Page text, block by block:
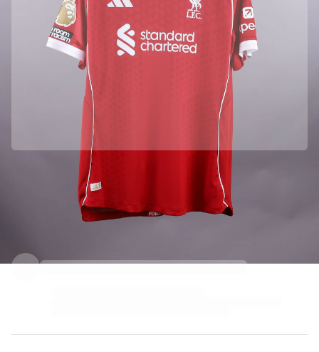
Parceria oficial com Liverpool FC
Esta camisola veio diretamente de Liverpool FC para garantir a sua autenticidade.
Autenticado com a Fabricks